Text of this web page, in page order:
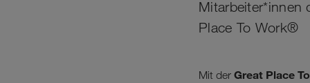
Mitarbeiter*innen
Place To Work®
Mit der Great Place